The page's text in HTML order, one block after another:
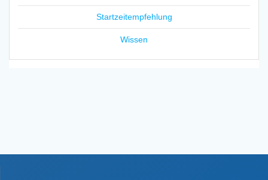
Startzeitempfehlung
Wissen